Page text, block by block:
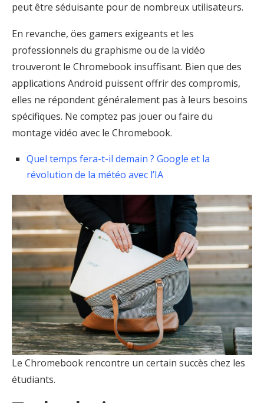
peut être séduisante pour de nombreux utilisateurs.
En revanche, öes gamers exigeants et les
professionnels du graphisme ou de la vidéo
trouveront le Chromebook insuffisant. Bien que des
applications Android puissent offrir des compromis,
elles ne répondent généralement pas à leurs besoins
spécifiques. Ne comptez pas jouer ou faire du
montage vidéo avec le Chromebook.
Quel temps fera-t-il demain ? Google et la
révolution de la météo avec l’IA
Le Chromebook rencontre un certain succès chez les
étudiants.